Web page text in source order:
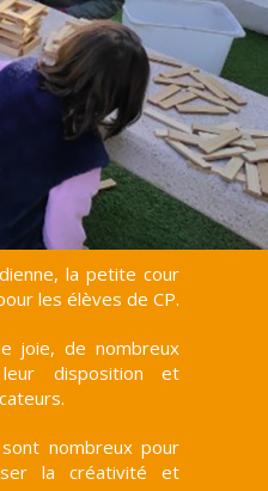
la petite cour
les élèves de CP.
joie, de nombreux
disposition et
nombreux pour
la créativité et